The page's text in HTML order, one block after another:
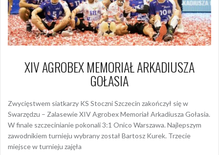
XIV AGROBEX MEMORIAŁ ARKADIUSZA
GOŁASIA
Zwycięstwem siatkarzy KS Stoczni Szczecin zakończył się w
Swarzędzu – Zalasewie XIV Agrobex Memoriał Arkadiusza Gołasia.
W finale szczecinianie pokonali 3:1 Onico Warszawa. Najlepszym
zawodnikiem turnieju wybrany został Bartosz Kurek. Trzecie
miejsce w turnieju zajęła